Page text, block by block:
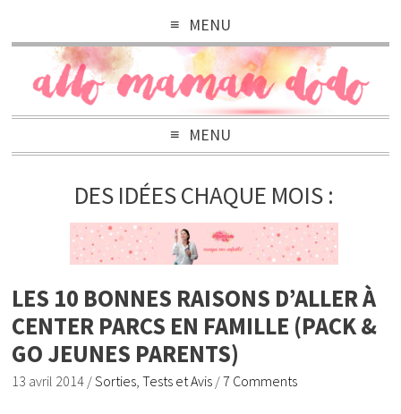
MENU
MENU
DES IDÉES CHAQUE MOIS :
LES 10 BONNES RAISONS D’ALLER À
CENTER PARCS EN FAMILLE (PACK &
GO JEUNES PARENTS)
13 avril 2014 /Sorties ,Tests et Avis /7 Comments